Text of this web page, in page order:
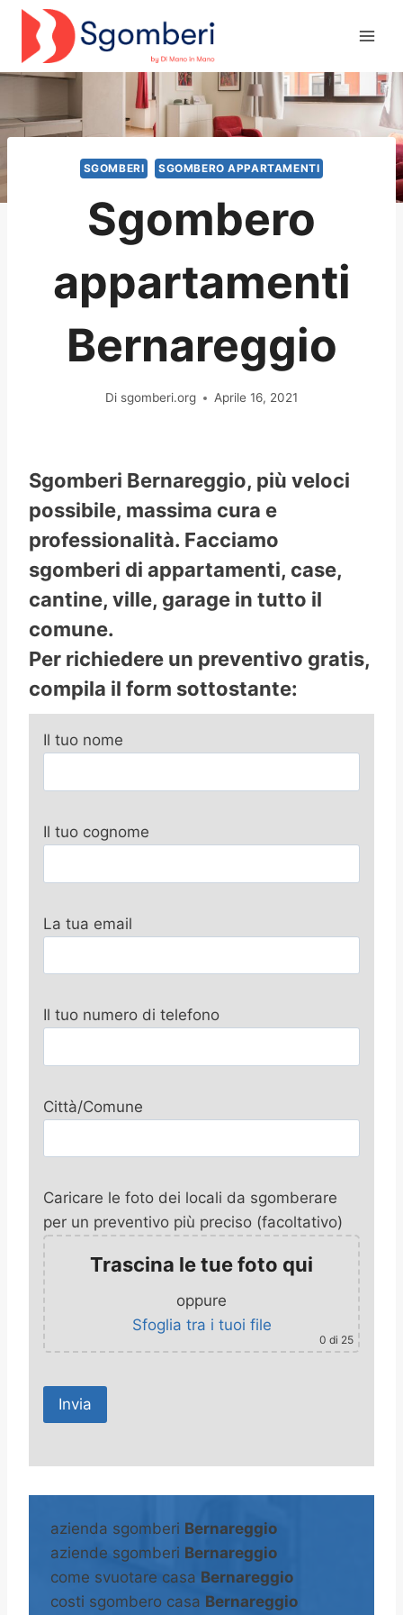
Salta
contenuto
SGOMBERI SGOMBERO APPARTAMENTI
Sgombero
appartamenti
Bernareggio
Di sgomberi.org Aprile 16, 2021
Sgomberi Bernareggio, più veloci
possibile, massima cura e
professionalità. Facciamo
sgomberi di appartamenti, case,
cantine, ville, garage in tutto il
comune.
Per richiedere un preventivo gratis,
compila il form sottostante:
Il tuo nome
Il tuo cognome
La tua email
Il tuo numero di telefono
Città/Comune
Caricare le foto dei locali da sgomberare
per un preventivo più preciso (facoltativo)
Trascina le tue foto qui
oppure
Sfoglia tra i tuoi file
0 di 25
A
e
n
a
azienda sgomberi Bernareggio
aziende sgomberi Bernareggio
come svuotare casa Bernareggio
costi sgombero casa Bernareggio